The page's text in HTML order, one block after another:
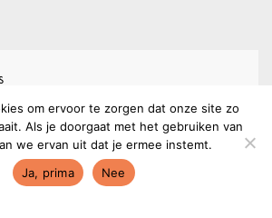
in voor onze nieuwsbrief
om ervoor te zorgen dat onze site zo
Als je doorgaat met het gebruiken van
we ervan uit dat je ermee instemt.
Ja, prima
Nee